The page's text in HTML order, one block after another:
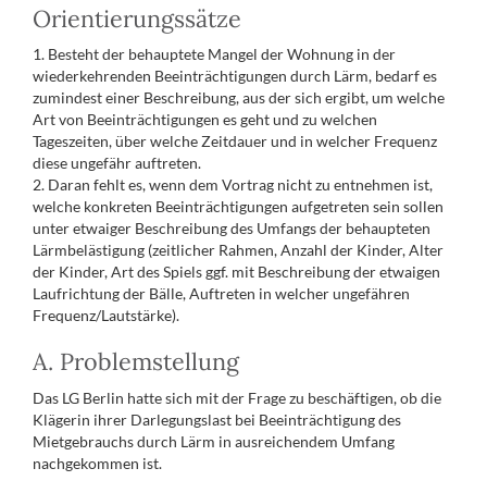
Orientierungssätze
1. Besteht der behauptete Mangel der Wohnung in der
wiederkehrenden Beeinträchtigungen durch Lärm, bedarf es
zumindest einer Beschreibung, aus der sich ergibt, um welche
Art von Beeinträchtigungen es geht und zu welchen
Tageszeiten, über welche Zeitdauer und in welcher Frequenz
diese ungefähr auftreten.
2. Daran fehlt es, wenn dem Vortrag nicht zu entnehmen ist,
welche konkreten Beeinträchtigungen aufgetreten sein sollen
unter etwaiger Beschreibung des Umfangs der behaupteten
Lärmbelästigung (zeitlicher Rahmen, Anzahl der Kinder, Alter
der Kinder, Art des Spiels ggf. mit Beschreibung der etwaigen
Laufrichtung der Bälle, Auftreten in welcher ungefähren
Frequenz/Lautstärke).
A. Problemstellung
Das LG Berlin hatte sich mit der Frage zu beschäftigen, ob die
Klägerin ihrer Darlegungslast bei Beeinträchtigung des
Mietgebrauchs durch Lärm in ausreichendem Umfang
nachgekommen ist.